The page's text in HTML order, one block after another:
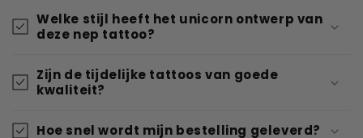
Welke stijl heeft het unicorn ontwerp van
deze nep tattoo?
Zijn de tijdelijke tattoos van goede
kwaliteit?
Hoe snel wordt mijn bestelling geleverd?